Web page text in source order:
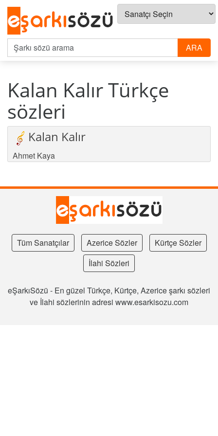
Kalan Kalır Türkçe
sözleri
Kalan Kalır
Ahmet Kaya
Tüm Sanatçılar Azerice Sözler
Kürtçe Sözler
İlahi Sözleri
eŞarkıSözü - En güzel Türkçe, Kürtçe, Azerice şarkı sözleri
ve İlahi sözlerinin adresi www.esarkisozu.com